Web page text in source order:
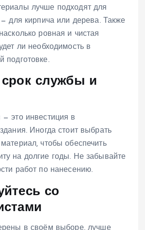
лучше подходят для
— для кирпича или дерева. Также
ровная и чистая
ли необходимость в
подготовке.
службы и
— это инвестиция в
Иногда стоит выбрать
чтобы обеспечить
на долгие годы. Не забывайте
работ по нанесению.
со
в своём выборе, лучше